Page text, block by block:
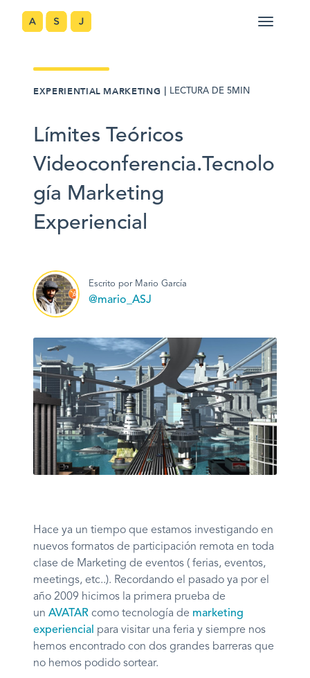
EXPERIENTIAL MARKETING LECTURA DE 5MIN
Límites Teóricos
Videoconferencia.Tecnolo
gía Marketing
Experiencial
Escrito por Mario García
@mario_ASJ
Hace ya un tiempo que estamos investigando en
nuevos formatos de participación remota en toda
clase de Marketing de eventos ( ferias, eventos,
meetings, etc..). Recordando el pasado ya por el
año 2009 hicimos la primera prueba de
un AVATAR como tecnología de marketing
experiencial para visitar una feria y siempre nos
hemos encontrado con dos grandes barreras que
no hemos podido sortear.